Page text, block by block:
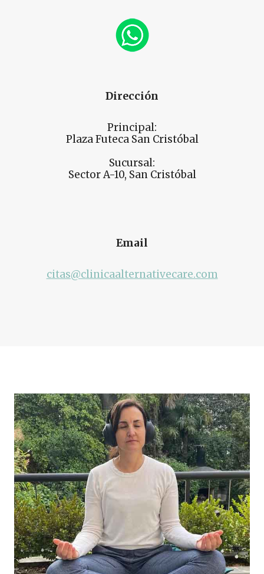
Dirección
Principal:
Plaza Futeca San Cristóbal
Sucursal:
Sector A-10, San Cristóbal
Email
citas@clinicaalternativecare.com